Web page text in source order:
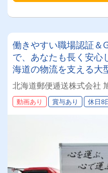
働きやすい職場認証＆
で、あなたも長く安心
海道の物流を支える
迎◎残業月平均8～9時
績：計4.05ヶ月分）◎
北海道郵便逓送株式会社
動画あり 賞与あり 休日8